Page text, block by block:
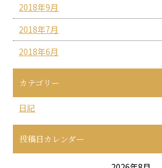
2018年9月
2018年7月
2018年6月
カテゴリー
日記
投稿日カレンダー